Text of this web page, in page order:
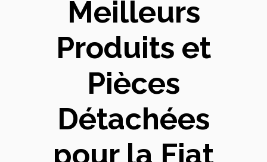
Meilleurs
Produits et
Pièces
Détachées
pour la Fiat